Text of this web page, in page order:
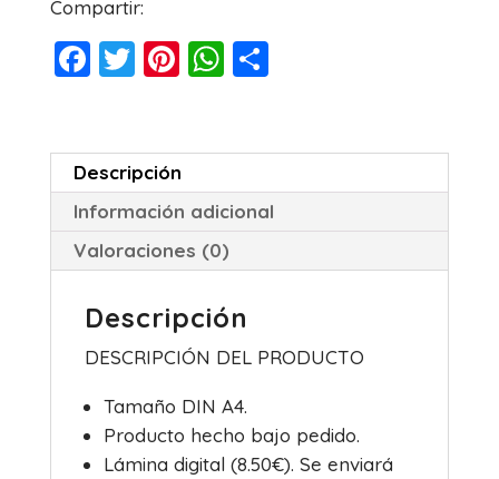
Compartir:
F
e
b
o
o
k
T
er
Pi
e
st
W
s
A
p
p
C
p
ar
tir
Descripción
Información adicional
Valoraciones (0)
Descripción
DESCRIPCIÓN DEL PRODUCTO
Tamaño DIN A4.
Producto hecho bajo pedido.
Lámina digital (8.50€). Se enviará